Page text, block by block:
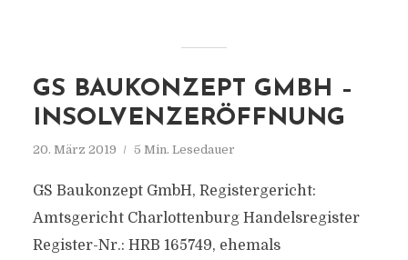
GS BAUKONZEPT GMBH –
INSOLVENZERÖFFNUNG
20. März 2019 5 Min. Lesedauer
GS Baukonzept GmbH, Registergericht:
Amtsgericht Charlottenburg Handelsregister
Register-Nr.: HRB 165749, ehemals